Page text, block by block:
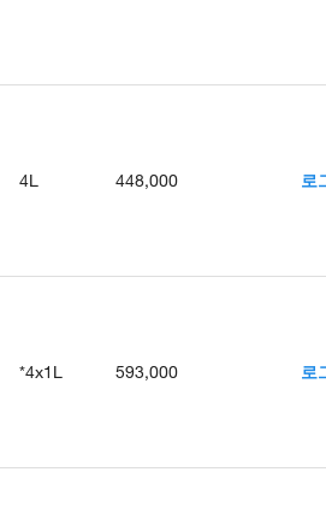
4L 448,000 로
*4x1L 593,000 로